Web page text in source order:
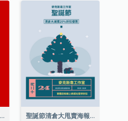
紅色聖誕節銷售版式海報 聖誕節清倉大甩賣海報